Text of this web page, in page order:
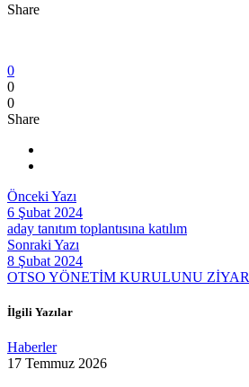
Share
0
0
0
Share
Önceki Yazı
6 Şubat 2024
aday tanıtım toplantısına katılım
Sonraki Yazı
8 Şubat 2024
OTSO YÖNETİM KURULUNU
İlgili Yazılar
Haberler
17 Temmuz 2026